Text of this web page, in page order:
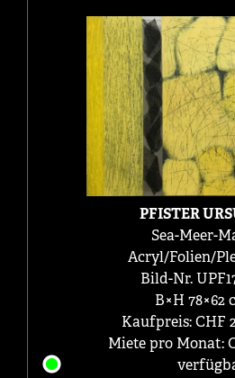
PFISTER
Sea-Meer-
Acryl/Folien/
Bild-Nr.
B×H 78×62
Kaufpreis: CHF
Miete pro Monat: